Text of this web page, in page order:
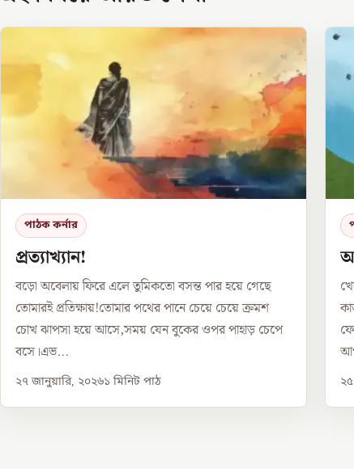
পাঠক কর্নার
প্রত্যাখ্যান!
বড়ো অবেলায় ফিরে এলে তুমিকতো বসন্ত পার হয়ে গেছে
তোমারই প্রতিক্ষায়!তোমার পথের পানে চেয়ে চেয়ে ক্রমশ
চোখ ঝাপসা হয়ে আসে,সময় যেন বুকের ওপর পাহাড় চেপে
বসে।এভ...
২৭ জানুয়ারি, ২০২৬১ মিনিট পাঠ